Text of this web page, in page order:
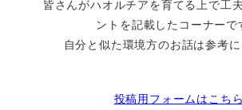
皆さんがハオルチアを育てる上で工
ントを記載したコーナーで
自分と似た環境方のお話は参考
投稿用フォームはこちら